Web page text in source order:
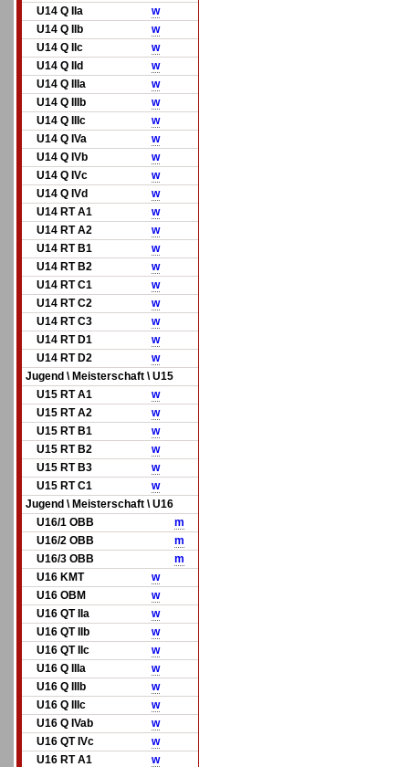
U14 Q IIa
w
U14 Q IIb
w
U14 Q IIc
w
U14 Q IId
w
U14 Q IIIa
w
U14 Q IIIb
w
U14 Q IIIc
w
U14 Q IVa
w
U14 Q IVb
w
U14 Q IVc
w
U14 Q IVd
w
U14 RT A1
w
U14 RT A2
w
U14 RT B1
w
U14 RT B2
w
U14 RT C1
w
U14 RT C2
w
U14 RT C3
w
U14 RT D1
w
U14 RT D2
w
Jugend \ Meisterschaft \ U15
U15 RT A1
w
U15 RT A2
w
U15 RT B1
w
U15 RT B2
w
U15 RT B3
w
U15 RT C1
w
Jugend \ Meisterschaft \ U16
U16/1 OBB
m
U16/2 OBB
m
U16/3 OBB
m
U16 KMT
w
U16 OBM
w
U16 QT IIa
w
U16 QT IIb
w
U16 QT IIc
w
U16 Q IIIa
w
U16 Q IIIb
w
U16 Q IIIc
w
U16 Q IVab
w
U16 QT IVc
w
U16 RT A1
w